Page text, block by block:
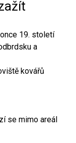
19. století
a
kovářů
se mimo areál